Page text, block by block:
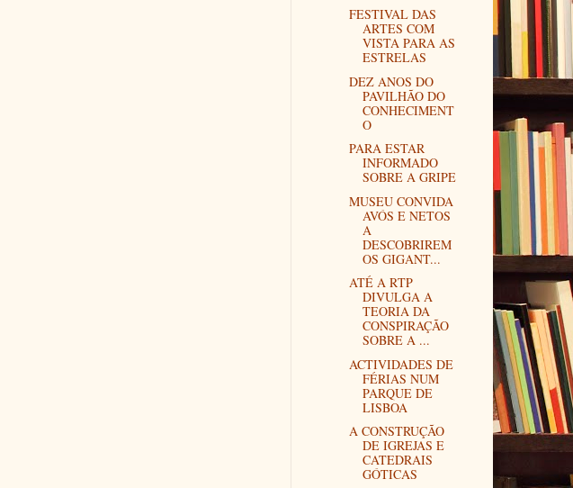
FESTIVAL DAS
ARTES COM
VISTA PARA AS
ESTRELAS
DEZ ANOS DO
PAVILHÃO DO
CONHECIMENT
O
PARA ESTAR
INFORMADO
SOBRE A GRIPE
MUSEU CONVIDA
AVÓS E NETOS
A
DESCOBRIREM
OS GIGANT...
ATÉ A RTP
DIVULGA A
TEORIA DA
CONSPIRAÇÃO
SOBRE A ...
ACTIVIDADES DE
FÉRIAS NUM
PARQUE DE
LISBOA
A CONSTRUÇÃO
DE IGREJAS E
CATEDRAIS
GÓTICAS